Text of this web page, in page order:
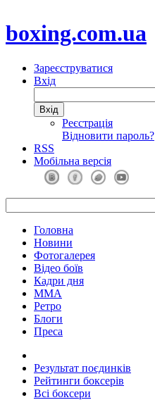
boxing.com.ua
Зареєструватися
Вхід
Реєстрація
Відновити пароль?
RSS
Мобільна версія
Головна
Новини
Фотогалерея
Відео боїв
Кадри дня
ММА
Ретро
Блоги
Преса
Результат поєдинків
Рейтинги боксерів
Всі боксери